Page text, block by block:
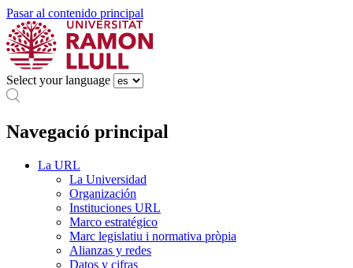
Pasar al contenido principal
Select your language
Navegació principal
La URL
La Universidad
Organización
Instituciones URL
Marco estratégico
Marc legislatiu i normativa pròpia
Alianzas y redes
Datos y cifras